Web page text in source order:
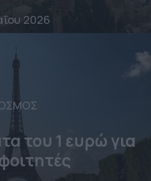
2026
του 1 ευρώ για